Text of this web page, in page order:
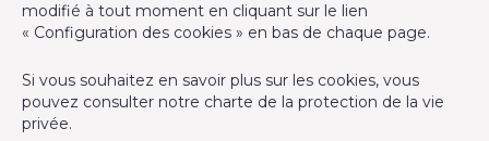
Ascenseur Non
Double vitrage
Chauffage (Format/energie)
modifié à tout moment en cliquant sur le lien
« Configuration des cookies » en bas de chaque page.
Si vous souhaitez en savoir plus sur les cookies, vous
pouvez consulter notre charte de la protection de la vie
privée.
RC professionnelle et cautionnement via AXA Belgium SA –
Responsable de la prévention anti-blanchiment et COVID 19 -